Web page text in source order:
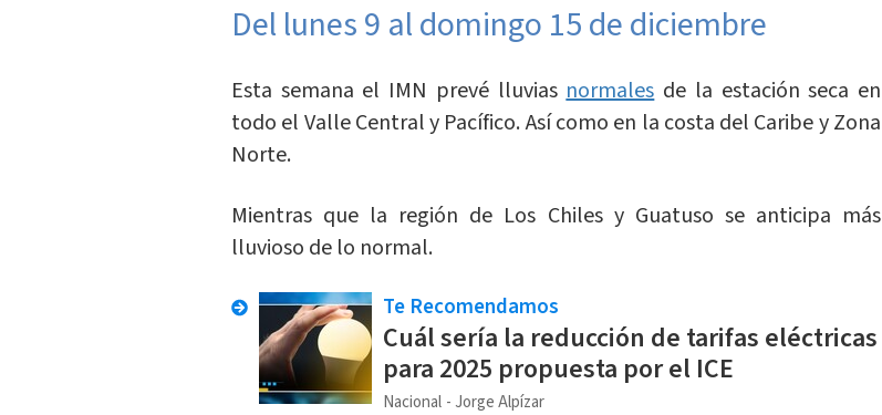
Del lunes 9 al domingo 15 de diciembre
Esta semana el IMN prevé lluviasnormales de la estación seca en
todo el Valle Central y Pacífico. Así como en la costa del Caribe y Zona
Norte.
Mientras que la región de Los Chiles y Guatuso se anticipa más
lluvioso de lo normal.
Te Recomendamos
Cuál sería la reducción de tarifas eléctricas
para 2025 propuesta por el ICE
Nacional Jorge Alpízar